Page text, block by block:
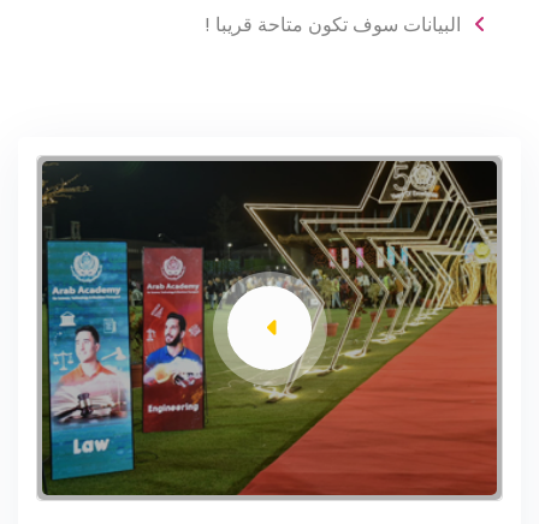
البيانات سوف تكون متاحة قريبا !